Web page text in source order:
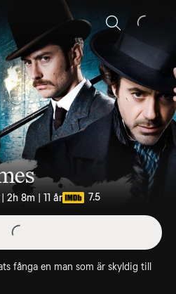
Sök
2h 8m | 11 år 7.5
fånga en man som är skyldig till